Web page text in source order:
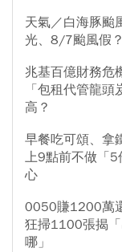
天氣／白海豚颱
光、8/7颱風假
兆基百億財務危
「包租代管龍
高？
早餐吃可頌、拿
上9點前不做「5
心
0050賺1200萬
狂掃1100張揭
哪」